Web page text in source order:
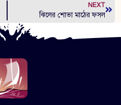
NEXT
ঝিলের শোভা মাঠের ফসল